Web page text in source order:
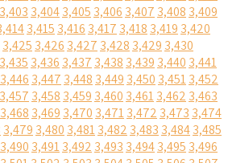
3,403 3,4043,405 3,406 3,407 3,408 3,409
3,415 3,416 3,417 3,418 3,419 3,420
3,425 3,426 3,427 3,428 3,429 3,430
3,435 3,436 3,437 3,438 3,439 3,440 3,441
3,446 3,447 3,448 3,449 3,450 3,4513,452
3,457 3,458 3,459 3,460 3,4613,462 3,463
3,468 3,469 3,470 3,4713,472 3,473 3,474
3,479 3,480 3,4813,482 3,483 3,4843,485
3,490 3,4913,492 3,493 3,4943,495 3,496